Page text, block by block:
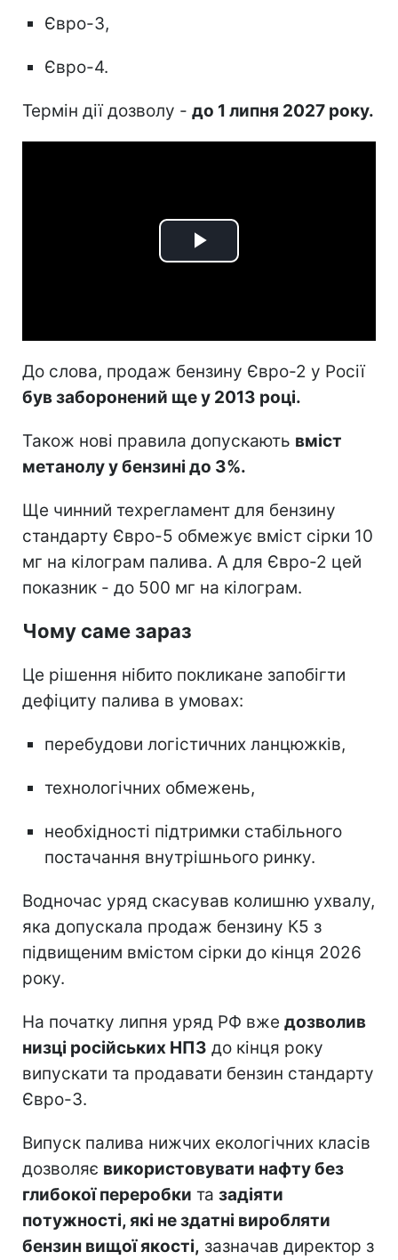
Євро-3,
Євро-4.
Термін дії дозволу - до 1 липня 2027 року.
Play
До слова, продаж бензину Євро-2 у Росії
був заборонений ще у 2013 році.
Також нові правила допускають вміст
метанолу у бензині до 3%.
Ще чинний техрегламент для бензину
стандарту Євро-5 обмежує вміст сірки 10
мг на кілограм палива. А для Євро-2 цей
показник - до 500 мг на кілограм.
Чому саме зараз
Це рішення нібито покликане запобігти
дефіциту палива в умовах:
перебудови логістичних ланцюжків,
технологічних обмежень,
необхідності підтримки стабільного
постачання внутрішнього ринку.
Водночас уряд скасував колишню ухвалу,
яка допускала продаж бензину К5 з
підвищеним вмістом сірки до кінця 2026
року.
На початку липня уряд РФ вже дозволив
низці російських НПЗ до кінця року
випускати та продавати бензин стандарту
Євро-3.
Випуск палива нижчих екологічних класів
дозволяє використовувати нафту без
глибокої переробки та задіяти
потужності, які не здатні виробляти
бензин вищої якості, зазначав директор з